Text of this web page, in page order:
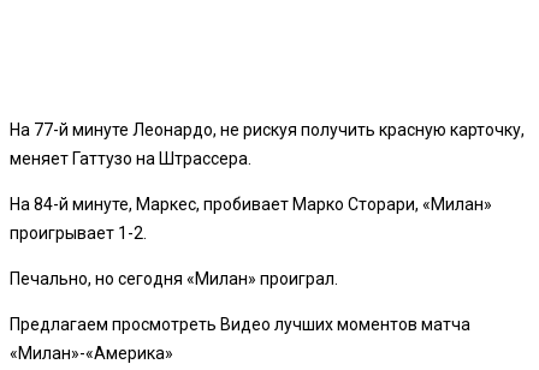
На 77-й минуте Леонардо, не рискуя получить красную карточку,
меняет Гаттузо на Штрассера.
На 84-й минуте, Маркес, пробивает Марко Сторари, «Милан»
проигрывает 1-2.
Печально, но сегодня «Милан» проиграл.
Предлагаем просмотреть Видео лучших моментов матча
«Милан»-«Америка»